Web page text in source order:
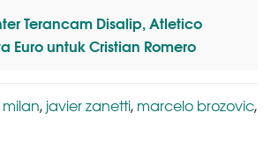
Terancam Disalip, Atletico
Euro untuk Cristian Romero
, javier zanetti, marcelo brozovic,